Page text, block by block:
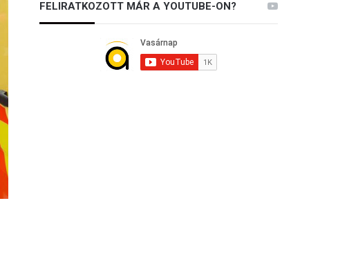
FELIRATKOZOTT MÁR A YOUTUBE-ON?